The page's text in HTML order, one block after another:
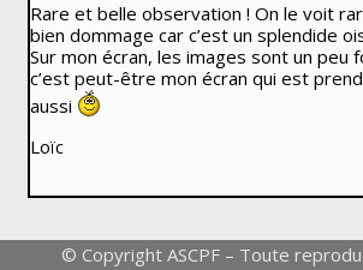
Rare et belle observation ! On le voit
bien dommage car c’est un splendide
Sur mon écran, les images sont un peu
c’est peut-être mon écran qui est prend
aussi
Loïc
© Copyright ASCPF – Toute